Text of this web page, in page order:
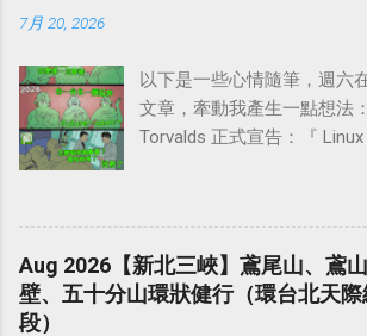
2158米） ，是福建省第一
內，雖無特別的高峰，但奇
彝溪兩岸，除了有自然天成
船沿溪而游，記敘了武夷山
及飛瀑林木都一一歷。 武夷
黃山之奇，華山之險，泰山
位，這就是文明賦予它的歷
來，未曾斷絕。 泰山，以五
中國歷代曾有72位皇帝到泰
《望岳》中的「 會當凌絕頂
達出自信自勵的意志和堅定
石的烘托，雲煙的變化，使
麗，靜穆中透著神奇。最為
溫度剛剛好，不用再另外放
話，會附美味的西式早餐（
外預訂），退房時間是早上
好，環境清幽，雖然附近沒
分鐘車程就有萊爾富超商，
便。 不過來這個地方，就是
靜、享受大自然，太吵雜的
7月 20, 2026
以下是一些心情隨筆，週六
文章，牽動我產生一點想法
Torvalds 正式宣告：『
就閃開』。 Linus 是誰？
不知道的話可以自己去問 AI
大學時期時，曾學過玩過幾
記得當初最早接觸的好像是
Ubuntu 也玩過，但後來開始
Aug 2026【新北三峽】鳶尾山、鳶
壁、五十分山環狀健行（環台北天
段）